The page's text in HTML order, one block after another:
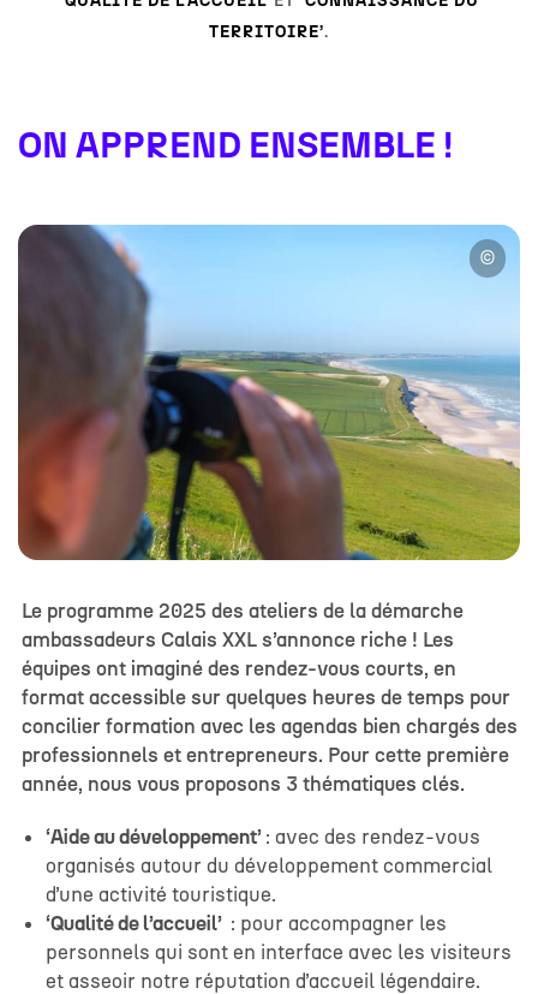
TERRITOIRE’.
ON APPREND ENSEMBLE !
Le programme 2025 des ateliers de la démarche
ambassadeurs Calais XXL s’annonce riche ! Les
équipes ont imaginé des rendez-vous courts, en
format accessible sur quelques heures de temps pour
concilier formation avec les agendas bien chargés des
professionnels et entrepreneurs. Pour cette première
année, nous vous proposons 3 thématiques clés.
‘Aide au développement’ : avec des rendez-vous
organisés autour du développement commercial
d’une activité touristique.
‘Qualité de l’accueil’ : pour accompagner les
personnels qui sont en interface avec les visiteurs
et asseoir notre réputation d’accueil légendaire.
©